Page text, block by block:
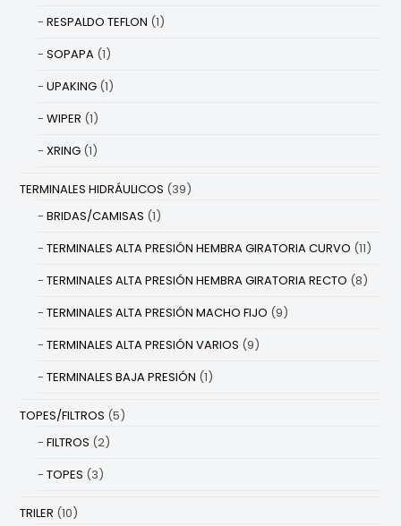
RESPALDO TEFLON (1)
SOPAPA (1)
UPAKING (1)
WIPER (1)
XRING (1)
TERMINALES HIDRÁULICOS (39)
BRIDAS/CAMISAS (1)
TERMINALES ALTA PRESIÓN HEMBRA GIRATORIA CURVO (11)
TERMINALES ALTA PRESIÓN HEMBRA GIRATORIA RECTO (8)
TERMINALES ALTA PRESIÓN MACHO FIJO (9)
TERMINALES ALTA PRESIÓN VARIOS (9)
TERMINALES BAJA PRESIÓN (1)
TOPES/FILTROS (5)
FILTROS (2)
TOPES (3)
TRILER (10)